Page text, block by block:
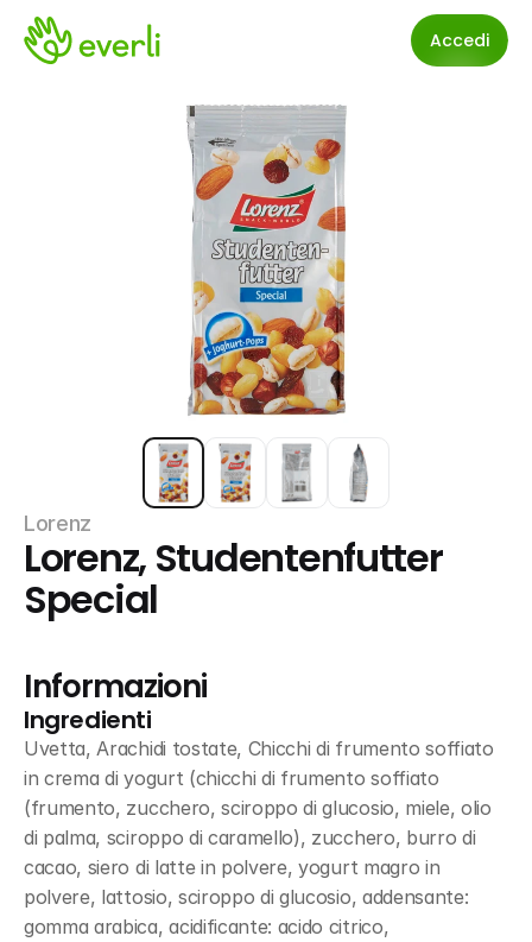
Accedi
Lorenz
Lorenz, Studentenfutter
Special
Informazioni
Ingredienti
Uvetta, Arachidi tostate, Chicchi di frumento soffiato
in crema di yogurt (chicchi di frumento soffiato
(frumento, zucchero, sciroppo di glucosio, miele, olio
di palma, sciroppo di caramello), zucchero, burro di
cacao, siero di latte in polvere, yogurt magro in
polvere, lattosio, sciroppo di glucosio, addensante:
gomma arabica, acidificante: acido citrico,